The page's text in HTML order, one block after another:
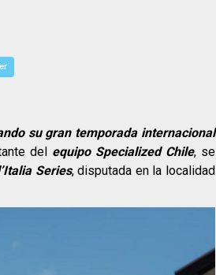
su gran temporada internacional
del equipo Specialized Chile, se
Series, disputada en la localidad